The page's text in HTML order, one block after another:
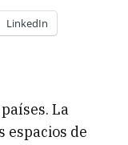
LinkedIn
La
de